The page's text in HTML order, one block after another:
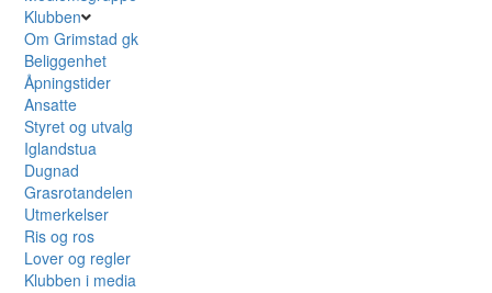
Klubben
Om Grimstad gk
Beliggenhet
Åpningstider
Ansatte
Styret og utvalg
Iglandstua
Dugnad
Grasrotandelen
Utmerkelser
Ris og ros
Lover og regler
Klubben i media